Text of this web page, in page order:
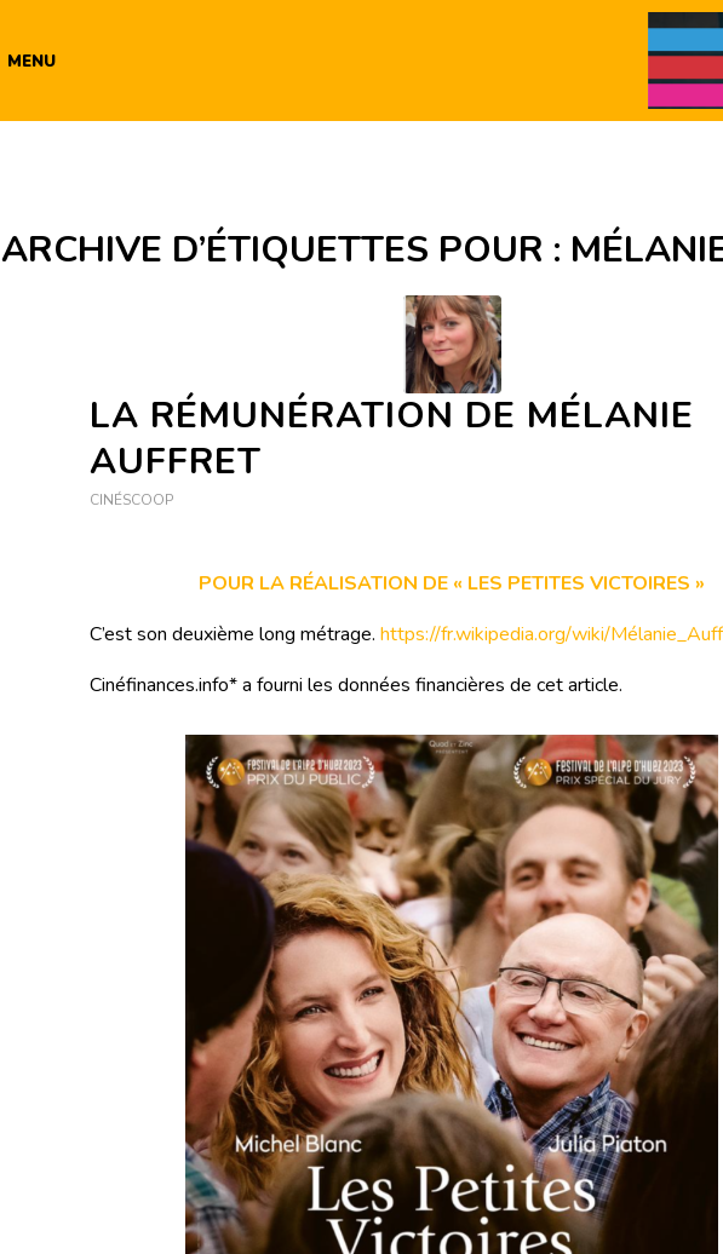
MENU
ARCHIVE D’ÉTIQUETTES POUR :
LA RÉMUNÉRATION DE MÉLANIE
AUFFRET
CINÉSCOOP
POUR LA RÉALISATION DE « LES PETITES VICTOIRES »
C’est son deuxième long métrage. https://fr.wikipedia.org/wiki/
Cinéfinances.info* a fourni les données financières de cet article.